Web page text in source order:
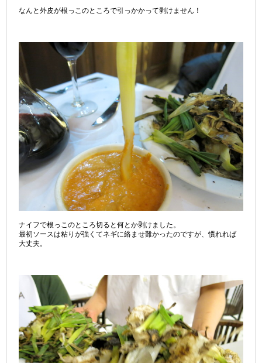
なんと外皮が根っこのところで引っかかって剥けません！
ナイフで根っこのところ切ると何とか剥けました。
最初ソースは粘りが強くてネギに絡ませ難かったのですが、慣れれば
大丈夫。